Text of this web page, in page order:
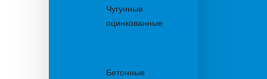
Чугунные
оцинкованные
Бетонные